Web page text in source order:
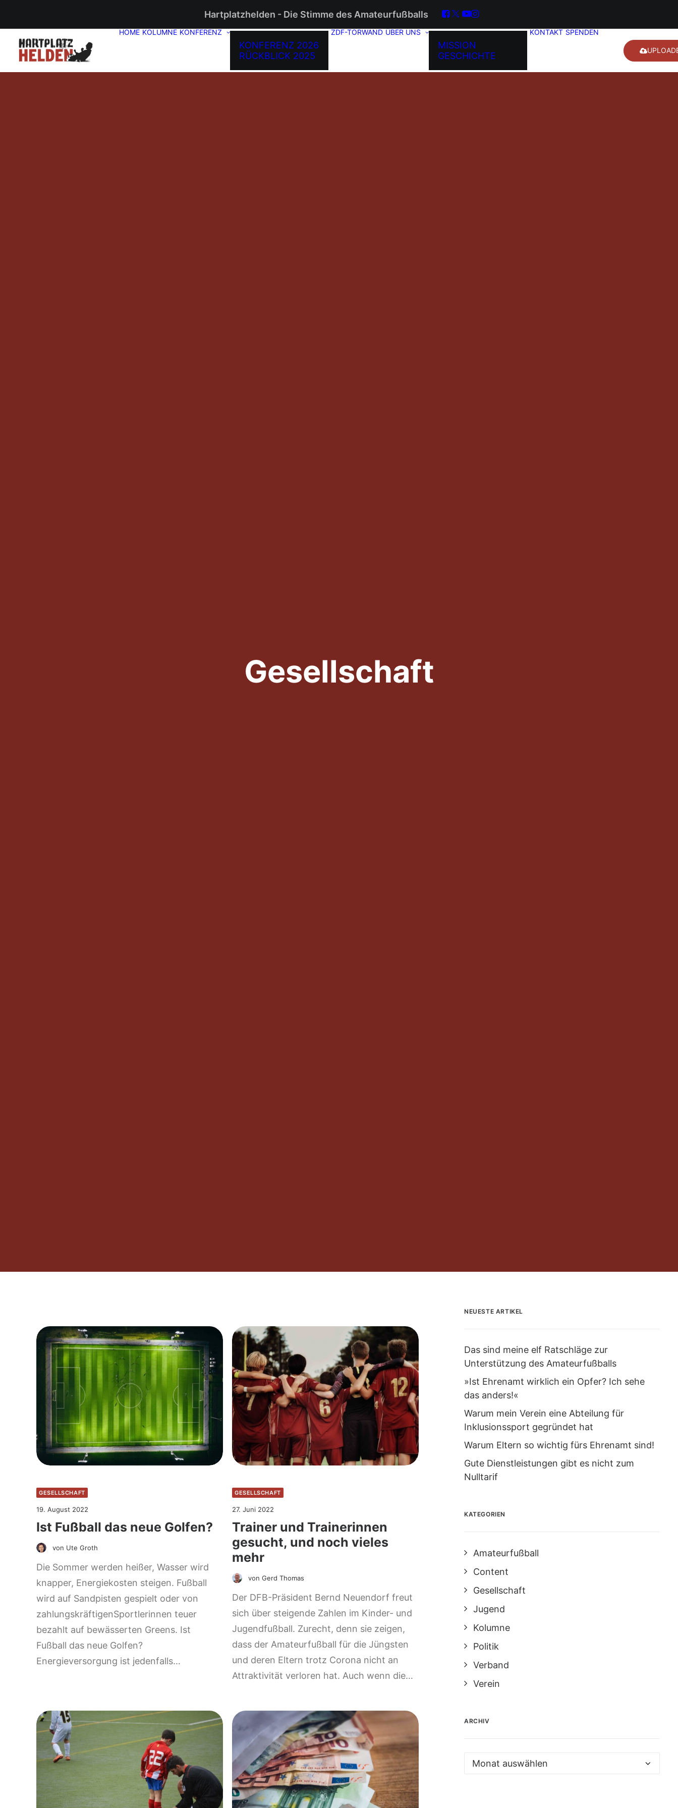
Hartplatzhelden - Die Stimme des Amateurfußballs
HOME KOLUMNE KONFERENZ
KONFERENZ 2026
RÜCKBLICK 2025
ZDF-TORWAND ÜBER UNS
MISSION
GESCHICHTE
KONTAKT SPENDEN
Gesellschaft
GESELLSCHAFT
19. August 2022
Ist Fußball das neue Golfen?
von Ute Groth
Die Sommer werden heißer, Wasser wird
knapper, Energiekosten steigen. Fußball
wird auf Sandpisten gespielt oder von
zahlungskräftigenSportlerinnen teuer
bezahlt auf bewässerten Greens. Ist
Fußball das neue Golfen?
Energieversorgung ist jedenfalls…
GESELLSCHAFT
27. Juni 2022
Trainer und Trainerinnen
gesucht, und noch vieles
mehr
von Gerd Thomas
Der DFB-Präsident Bernd Neuendorf freut
sich über steigende Zahlen im Kinder- und
Jugendfußball. Zurecht, denn sie zeigen,
dass der Amateurfußball für die Jüngsten
und deren Eltern trotz Corona nicht an
Attraktivität verloren hat. Auch wenn die…
NEUESTE ARTIKEL
Das sind meine elf Ratschläge zur
Unterstützung des Amateurfußballs
»Ist Ehrenamt wirklich ein Opfer? Ich sehe
das anders!«
Warum mein Verein eine Abteilung für
Inklusionssport gegründet hat
Warum Eltern so wichtig fürs Ehrenamt sind!
Gute Dienstleistungen gibt es nicht zum
Nulltarif
KATEGORIEN
Amateurfußball
Content
Gesellschaft
Jugend
Kolumne
Politik
Verband
Verein
ARCHIV
Archiv